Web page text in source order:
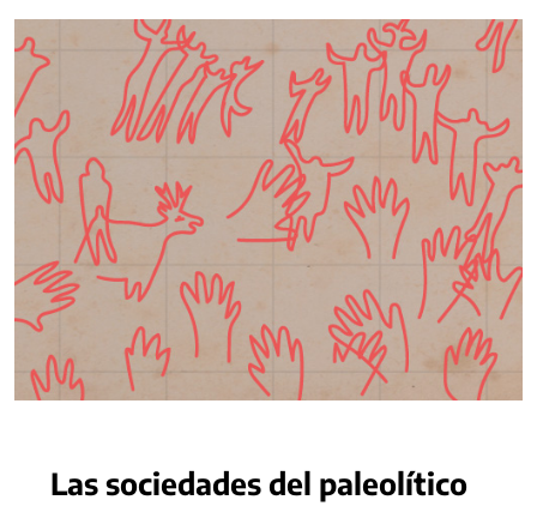
Las sociedades del paleolítico